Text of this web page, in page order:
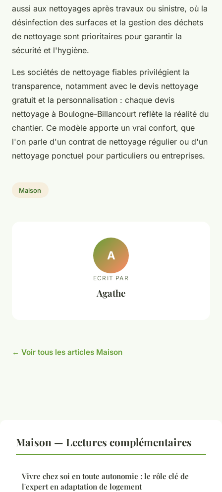
aussi aux nettoyages après travaux ou sinistre, où la
désinfection des surfaces et la gestion des déchets
de nettoyage sont prioritaires pour garantir la
sécurité et l'hygiène.
Les sociétés de nettoyage fiables privilégient la
transparence, notamment avec le devis nettoyage
gratuit et la personnalisation : chaque devis
nettoyage à Boulogne-Billancourt reflète la réalité du
chantier. Ce modèle apporte un vrai confort, que
l'on parle d'un contrat de nettoyage régulier ou d'un
nettoyage ponctuel pour particuliers ou entreprises.
Maison
A
ECRIT PAR
Agathe
← Voir tous les articles Maison
Maison — Lectures complémentaires
Vivre chez soi en toute autonomie : le rôle clé de
l'expert en adaptation de logement